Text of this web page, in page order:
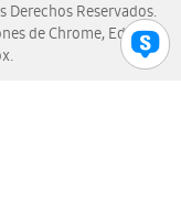
Reservados.
de Chrome, Edge,